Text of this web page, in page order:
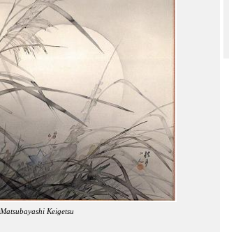
Matsubayashi Keigetsu